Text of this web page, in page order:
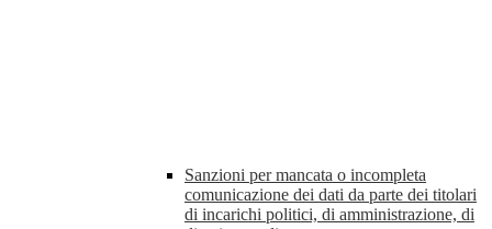
Sanzioni per mancata o incompleta
comunicazione dei dati da parte dei titolari
di incarichi politici, di amministrazione, di